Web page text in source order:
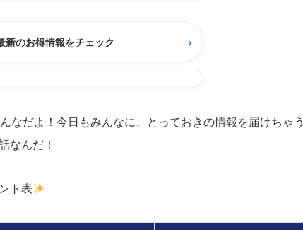
新のお得情報をチェック ›
なだよ！今日もみんなに、とっておきの情報を届けちゃう
なんだ！
ト表